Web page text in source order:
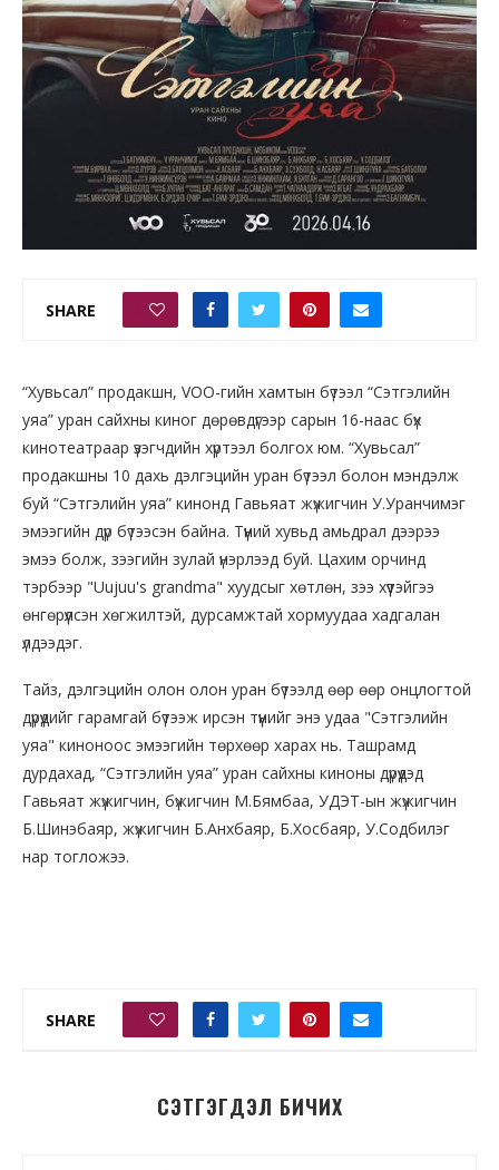
SHARE
“Хувьсал” продакшн, VOO-гийн хамтын бүтээл “Сэтгэлийн
уяа” уран сайхны киног дөрөвдүгээр сарын 16-наас бүх
кинотеатраар үзэгчдийн хүртээл болгох юм. “Хувьсал”
продакшны 10 дахь дэлгэцийн уран бүтээл болон мэндэлж
буй “Сэтгэлийн уяа” кинонд Гавьяат жүжигчин У.Уранчимэг
эмээгийн дүр бүтээсэн байна. Түүний хувьд амьдрал дээрээ
эмээ болж, зээгийн зулай үнэрлээд буй. Цахим орчинд
тэрбээр "Uujuu's grandma" хуудсыг хөтлөн, зээ хүүтэйгээ
өнгөрүүлсэн хөгжилтэй, дурсамжтай хормуудаа хадгалан
үлдээдэг.
Тайз, дэлгэцийн олон олон уран бүтээлд өөр өөр онцлогтой
дүрүүдийг гарамгай бүтээж ирсэн түүнийг энэ удаа "Сэтгэлийн
уяа" киноноос эмээгийн төрхөөр харах нь. Ташрамд
дурдахад, “Сэтгэлийн уяа” уран сайхны киноны дүрүүдэд
Гавьяат жүжигчин, бүжигчин М.Бямбаа, УДЭТ-ын жүжигчин
Б.Шинэбаяр, жүжигчин Б.Анхбаяр, Б.Хосбаяр, У.Содбилэг
нар тогложээ.
SHARE
СЭТГЭГДЭЛ БИЧИХ